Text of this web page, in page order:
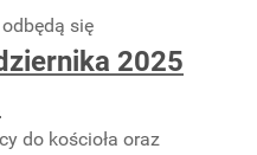
się
2025
do kościoła oraz